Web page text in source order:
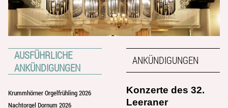
AUSFÜHRLICHE
ANKÜNDIGUNGEN
Krummhörner Orgelfrühling 2026
Nachtorgel Dornum 2026
ANKÜNDIGUNGEN
Konzerte des 32.
Leeraner